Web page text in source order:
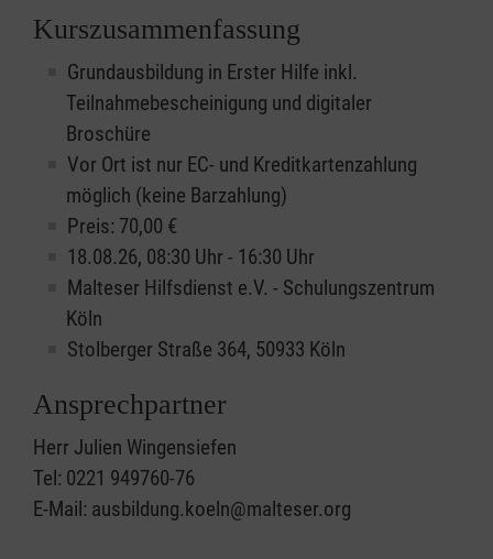
Kurszusammenfassung
Grundausbildung in Erster Hilfe inkl.
Teilnahmebescheinigung und digitaler
Broschüre
Vor Ort ist nur EC- und Kreditkartenzahlung
möglich (keine Barzahlung)
Preis: 70,00 €
18.08.26, 08:30 Uhr - 16:30 Uhr
Malteser Hilfsdienst e.V. - Schulungszentrum
Köln
Stolberger Straße 364, 50933 Köln
Ansprechpartner
Herr Julien Wingensiefen
Tel: 0221 949760-76
E-Mail: ausbildung.koeln@malteser.org